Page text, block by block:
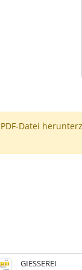
Datei
GIESSEREI